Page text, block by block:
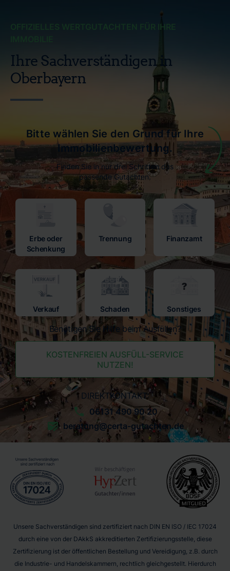
OFFIZIELLES WERTGUTACHTEN FÜR IHRE
Ihre Sachverständigen in
Oberbayern
Bitte wählen Sie den Grund für Ihre
Immobilienbewertung.
Finden Sie in nur drei Schritten das
passende Gutachten.
Erbe oder
Schenkung
Trennung Finanzamt
Verkauf Schaden Sonstiges
Benötigen Sie Hilfe beim Ausfüllen?
KOSTENFREIEN AUSFÜLL-SERVICE
NUTZEN!
DIREKTKONTAKT:
06131 490 90 20
beratung@certa-gutachten.de
Unsere Sachverständigen sind zertifiziert nach DIN EN ISO / IEC 17024
durch eine von der DAkkS akkreditierten Zertifizierungsstelle, diese
Zertifizierung ist der öffentlichen Bestellung und Vereidigung, z.B. durch
die Industrie- und Handelskammern, rechtlich gleichgestellt. Hierdurch